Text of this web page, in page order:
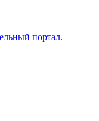
портал.